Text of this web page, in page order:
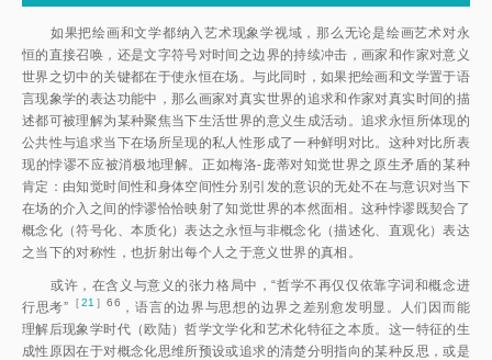
如果把绘画和文学都纳入艺术现象学视域，那么无论是绘画艺术对永
恒的直接召唤，还是文字符号对时间之边界的持续冲击，画家和作家对意义
世界之切中的关键都在于使永恒在场。与此同时，如果把绘画和文学置于语
言现象学的表达功能中，那么画家对真实世界的追求和作家对真实时间的描
述都可被理解为某种聚焦当下生活世界的意义生成活动。追求永恒所体现的
公共性与追求当下在场所呈现的私人性形成了一种鲜明对比。这种对比所表
现的悖谬不应被消极地理解。正如梅洛-庞蒂对知觉世界之原生矛盾的某种
肯定：由知觉时间性和身体空间性分别引发的意识的无处不在与意识对当下
在场的介入之间的悖谬恰恰映射了知觉世界的本然面相。这种悖谬既契合了
概念化（符号化、本质化）表达之永恒与非概念化（描述化、直观化）表达
之当下的对称性，也折射出每个人之于意义世界的真相。
或许，在含义与意义的张力格局中，“哲学不再仅仅依靠字词和概念进
行思考” ［21 ］66 ，语言的边界与思想的边界之差别愈发明显。人们因而能
理解后现象学时代（欧陆）哲学文学化和艺术化特征之本质。这一特征的生
成性原因在于对概念化思维所预设或追求的清楚分明指向的某种反思，或是